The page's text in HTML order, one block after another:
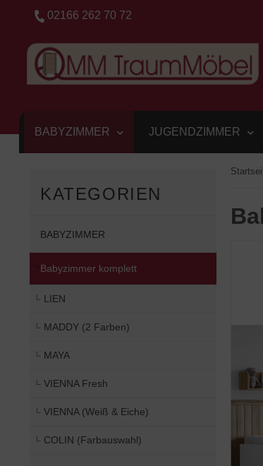
02166 262 70 72
BABYZIMMER JUGENDZIMMER
KATEGORIEN
BABYZIMMER
Babyzimmer komplett
LIEN
MADDY (2 Farben)
MAYA
VIENNA Fresh
VIENNA (Weiß & Eiche)
COLIN (Farbauswahl)